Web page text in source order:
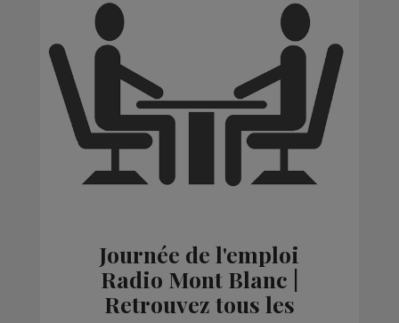
Journée de l'emploi
Radio Mont Blanc |
Retrouvez tous les